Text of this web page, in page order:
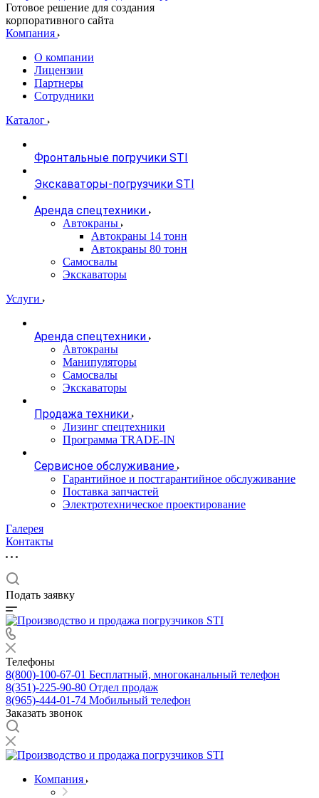
Готовое решение для создания
корпоративного сайта
Компания
О компании
Лицензии
Партнеры
Сотрудники
Каталог
Фронтальные погручики STI
Экскаваторы-погрузчики STI
Аренда спецтехники
Автокраны
Автокраны 14 тонн
Автокраны 80 тонн
Самосвалы
Экскаваторы
Услуги
Аренда спецтехники
Автокраны
Манипуляторы
Самосвалы
Экскаваторы
Продажа техники
Лизинг спецтехники
Программа TRADE-IN
Сервисное обслуживание
Гарантийное и постгарантийное обслуживание
Поставка запчастей
Электротехническое проектирование
Галерея
Контакты
Подать заявку
Телефоны
8(800)-100-67-01 Бесплатный, многоканальный телефон
8(351)-225-90-80 Отдел продаж
8(965)-444-01-74 Мобильный телефон
Заказать звонок
Компания